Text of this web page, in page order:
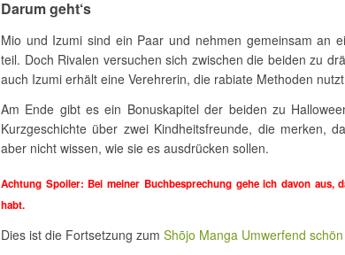
Darum geht‘s
Mio und Izumi sind ein Paar und nehmen gemeinsam an
teil. Doch Rivalen versuchen sich zwischen die beiden zu
auch Izumi erhält eine Verehrerin, die rabiate Methoden
Am Ende gibt es ein Bonuskapitel der beiden zu
Kurzgeschichte über zwei Kindheitsfreunde, die merken,
aber nicht wissen, wie sie es ausdrücken sollen.
Achtung Spoiler: Bei meiner Buchbesprechung gehe ich davon aus,
habt.
Dies ist die Fortsetzung zum Shōjo Manga Umwerfend schön